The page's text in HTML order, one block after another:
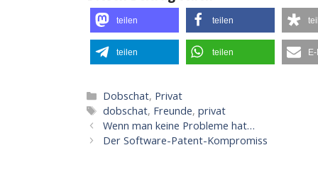
teilen teilen
teilen teilen
Kategorien
Dobschat, Privat
Schlagwörter
dobschat, Freunde,privat
Wenn man keine Probleme hat…
Der Software-Patent-Kompromiss